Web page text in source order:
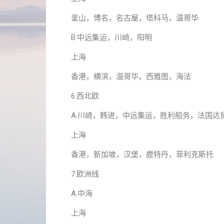
釜山，博名，名古屋，塔科马，温哥华
B.中远集运，川崎，阳明
上海
香港，横滨，温哥华，西雅图，海法
6.西北欧
A.川崎，韩进，中远集运，胜利船务，法国达
上海
香港，新加坡，汉堡，鹿特丹，菲利克斯托
7.欧洲线
A.中海
上海